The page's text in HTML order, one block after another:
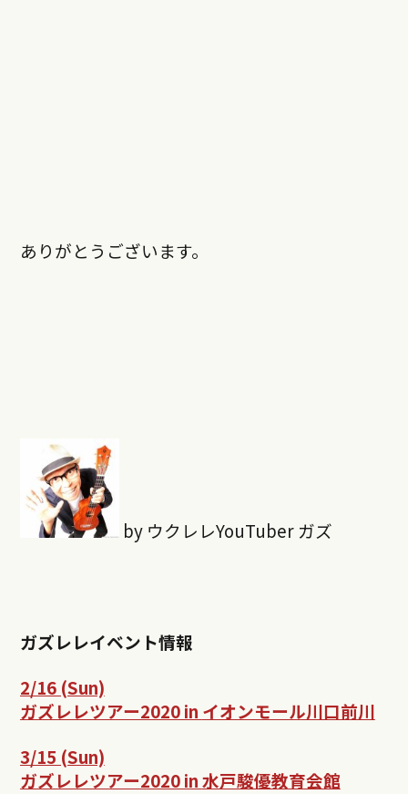
ありがとうございます。
by ウクレレYouTuber ガズ
ガズレレイベント情報
2/16 (Sun)
ガズレレツアー2020 in イオンモール川口前川
3/15 (Sun)
ガズレレツアー2020 in水戸駿優教育会館